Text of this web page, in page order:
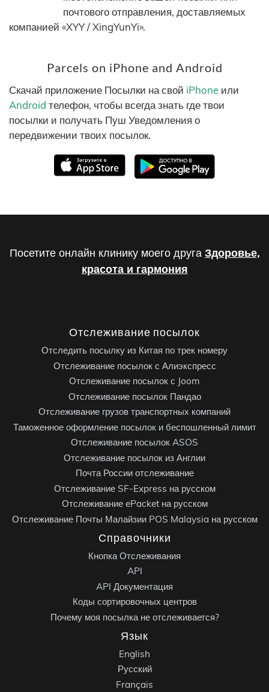
почтового отправления, доставляемых
компанией «XYY / XingYunYi».
Parcels on iPhone and Android
Скачай приложение Посылки на свой iPhone или
Android телефон, чтобы всегда знать где твои
посылки и получать Пуш Уведомления о
передвижении твоих посылок.
Посетите онлайн клинику моего друга Здоровье,
красота и гармония
Отслеживание посылок
Отследить посылку из Китая по трек номеру
Отслеживание посылок с Алиэкспресс
Отслеживание посылок с Joom
Отслеживание посылок Пандао
Отслеживание грузов транспортных компаний
Таможенное оформление посылок и беспошленный лимит
Отслеживание посылок ASOS
Отслеживание посылок из Англии
Почта России отслеживание
Отслеживание SF-Express на русском
Отслеживание ePacket на русском
Отслеживание Почты Малайзии POS Malaysia на русском
Справочники
Кнопка Отслеживания
API
API Документация
Коды сортировочных центров
Почему моя посылка не отслеживается?
Язык
English
Русский
Français